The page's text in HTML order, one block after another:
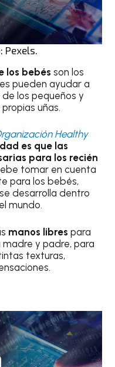
Pexels.
los bebés son los
pueden ayudar a
los pequeños y
uñas.
Healthy
es que las
para los recién
tomar en cuenta
para los bebés,
desarrolla dentro
mundo.
manos librespara
y padre, para
texturas,